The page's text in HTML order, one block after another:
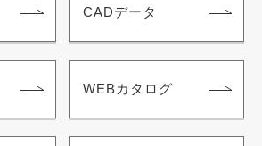
CADデータ
WEBカタログ